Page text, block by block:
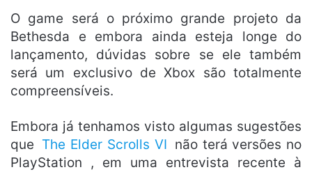
O game será o próximo grande projeto da
Bethesda e embora ainda esteja longe do
lançamento, dúvidas sobre se ele também
será um exclusivo de Xbox são totalmente
compreensíveis.
Embora já tenhamos visto algumas sugestões
que The Elder Scrolls VI não terá versões no
PlayStation , em uma entrevista recente à